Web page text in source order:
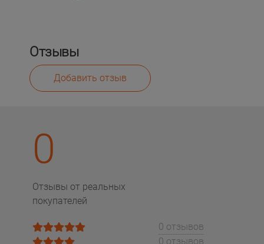
Отзывы
Добавить отзыв
0
Отзывы от реальных
покупателей
0 отзывов
0 отзывов